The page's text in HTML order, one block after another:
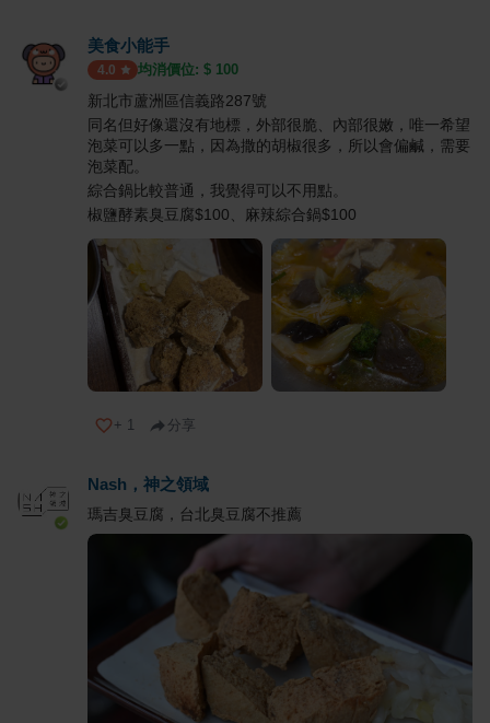
美食小能手
4.0 均消價位: $ 100
新北市蘆洲區信義路287號
同名但好像還沒有地標，外部很脆、內部很嫩，唯一希望
泡菜可以多一點，因為撒的胡椒很多，所以會偏鹹，需要
泡菜配。
綜合鍋比較普通，我覺得可以不用點。
椒鹽酵素臭豆腐$100、麻辣綜合鍋$100
+ 1 分享
Nash，神之領域
瑪吉臭豆腐，台北臭豆腐不推薦